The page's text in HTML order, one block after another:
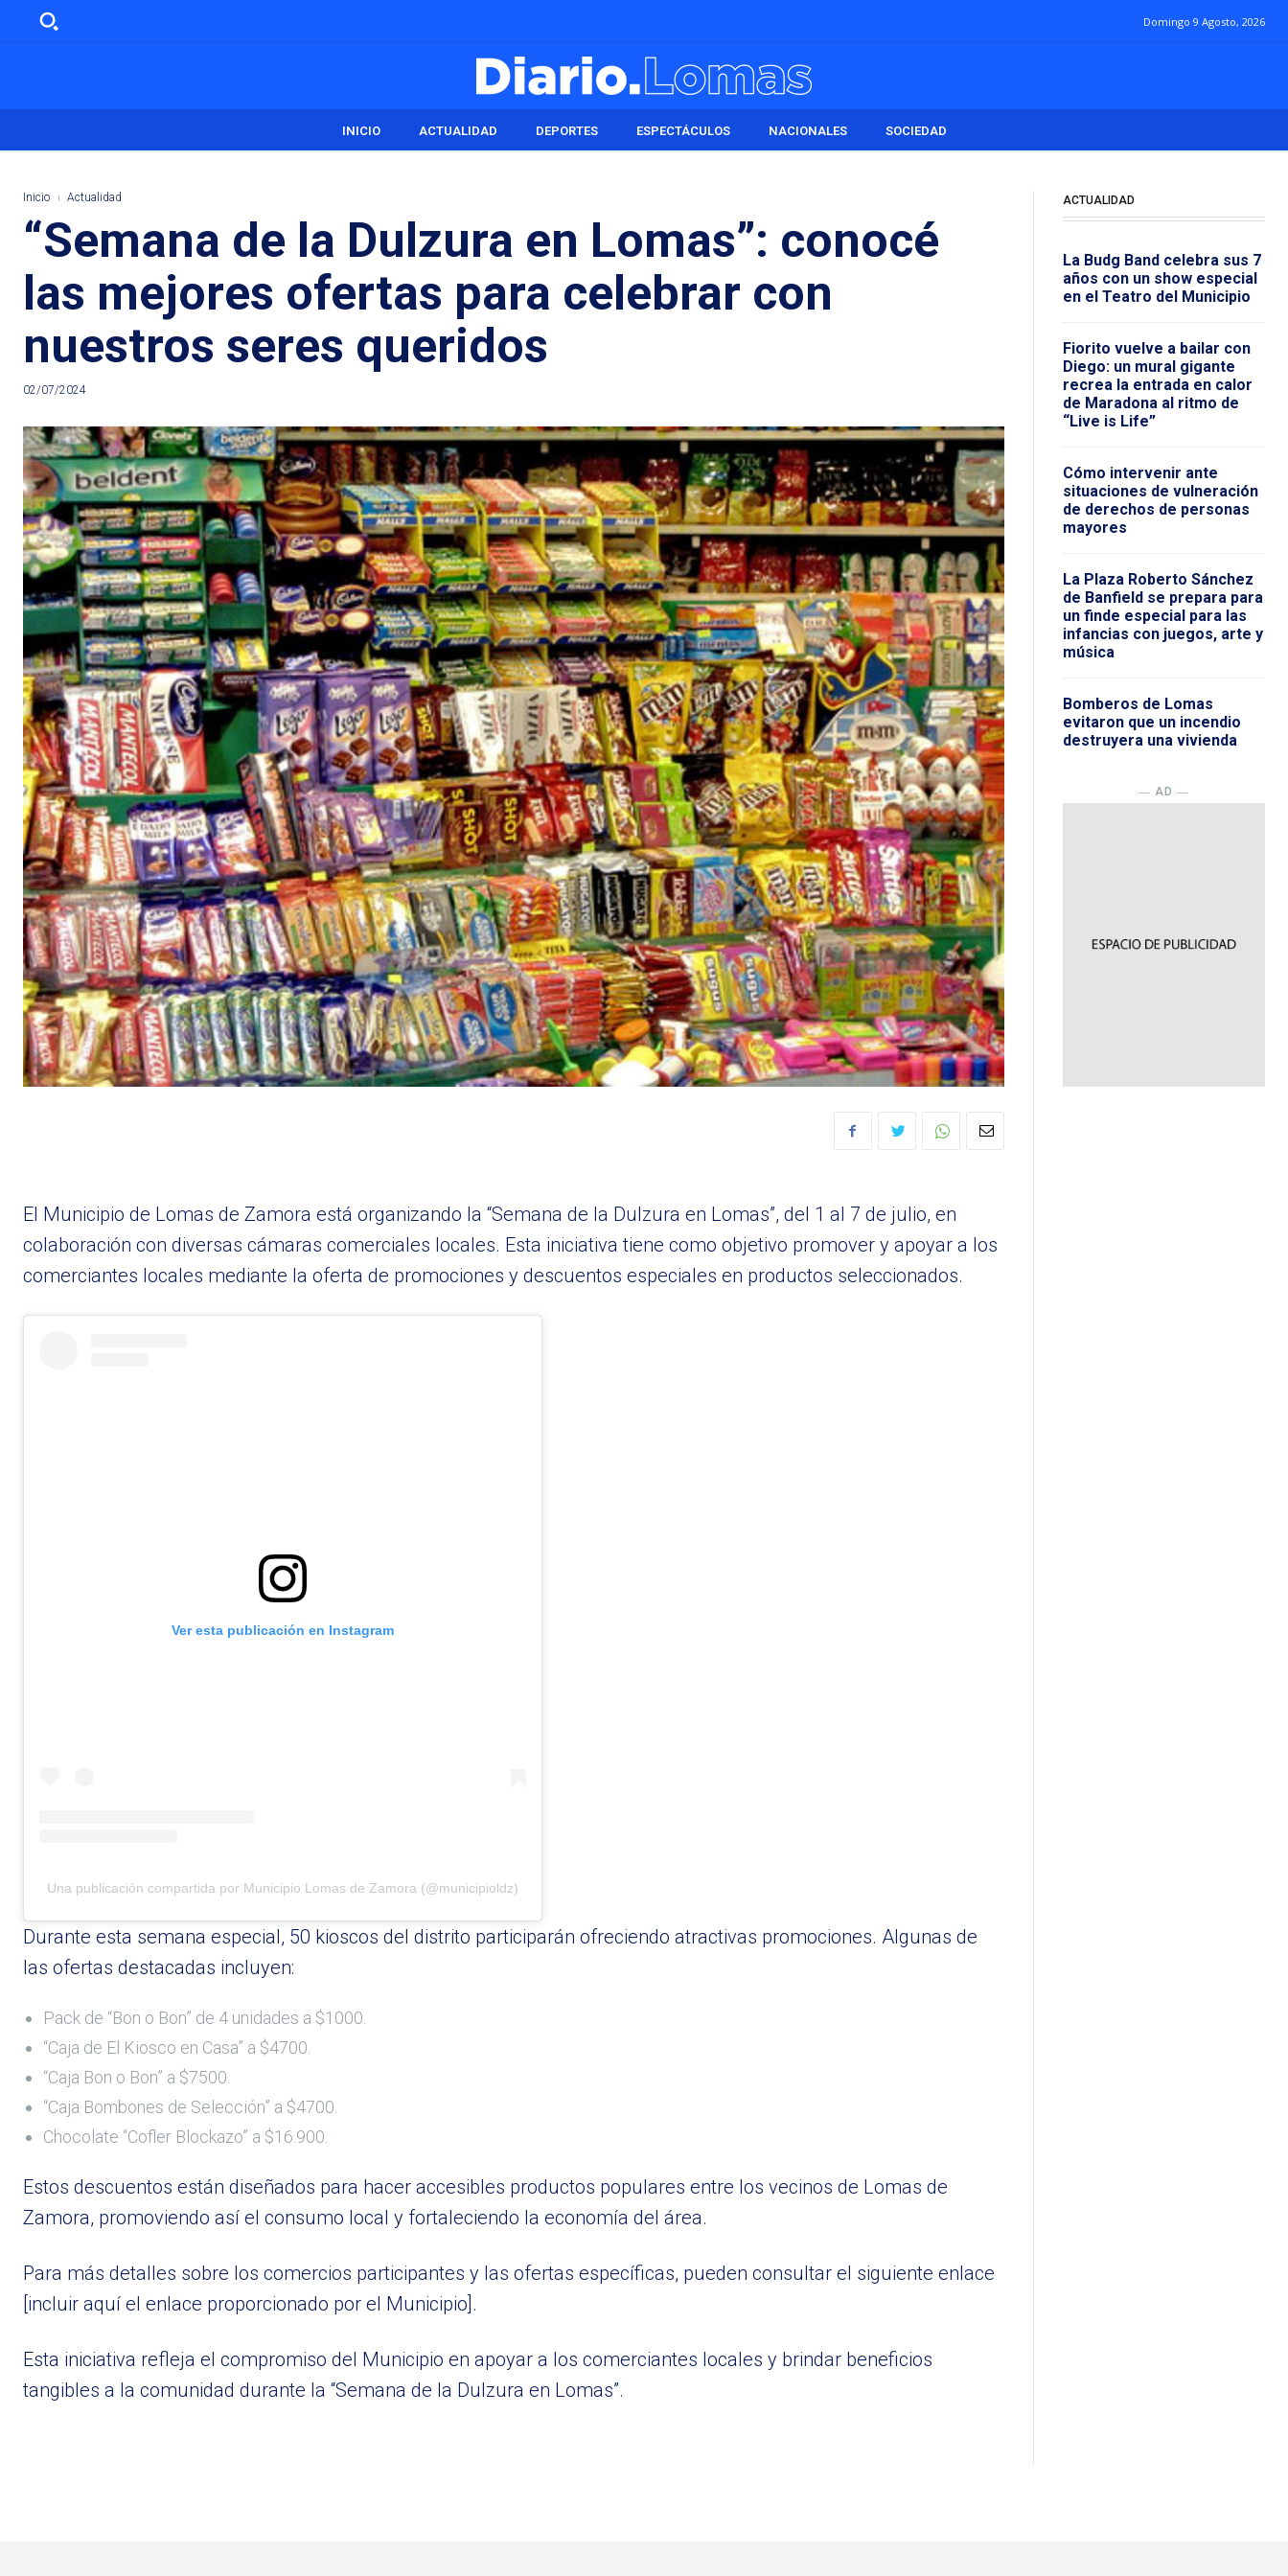
Domingo 9 Agosto, 2026
INICIO ACTUALIDAD DEPORTES ESPECTÁCULOS NACIONALES SOCIEDAD
Inicio Actualidad
“Semana de la Dulzura en Lomas”: conocé
las mejores ofertas para celebrar con
nuestros seres queridos
02/07/2024
El Municipio de Lomas de Zamora está organizando la “Semana de la Dulzura en Lomas”, del 1 al 7 de julio, en
colaboración con diversas cámaras comerciales locales. Esta iniciativa tiene como objetivo promover y apoyar a los
comerciantes locales mediante la oferta de promociones y descuentos especiales en productos seleccionados.
Ver esta publicación en Instagram
Una publicación compartida por Municipio Lomas de Zamora (@municipioldz)
Durante esta semana especial, 50 kioscos del distrito participarán ofreciendo atractivas promociones. Algunas de
las ofertas destacadas incluyen:
Pack de “Bon o Bon” de 4 unidades a $1000.
“Caja de El Kiosco en Casa” a $4700.
“Caja Bon o Bon” a $7500.
“Caja Bombones de Selección” a $4700.
Chocolate “Cofler Blockazo” a $16.900.
Estos descuentos están diseñados para hacer accesibles productos populares entre los vecinos de Lomas de
Zamora, promoviendo así el consumo local y fortaleciendo la economía del área.
Para más detalles sobre los comercios participantes y las ofertas específicas, pueden consultar el siguiente enlace
[incluir aquí el enlace proporcionado por el Municipio].
Esta iniciativa refleja el compromiso del Municipio en apoyar a los comerciantes locales y brindar beneficios
tangibles a la comunidad durante la “Semana de la Dulzura en Lomas”.
ACTUALIDAD
La Budg Band celebra sus 7
años con un show especial
en el Teatro del Municipio
Fiorito vuelve a bailar con
Diego: un mural gigante
recrea la entrada en calor
de Maradona al ritmo de
“Live is Life”
Cómo intervenir ante
situaciones de vulneración
de derechos de personas
mayores
La Plaza Roberto Sánchez
de Banfield se prepara para
un finde especial para las
infancias con juegos, arte y
música
Bomberos de Lomas
evitaron que un incendio
destruyera una vivienda
― AD ―